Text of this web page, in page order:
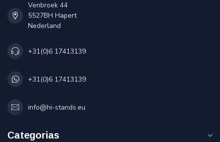
Venbroek 44
5527BH Hapert
Nederland
+31(0)6 17413139
+31(0)6 17413139
info@hi-stands.eu
Categorias